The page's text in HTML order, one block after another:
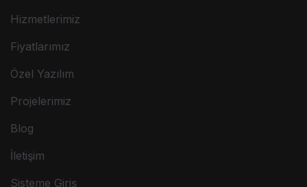
Hizmetlerimiz
Fiyatlarımız
Özel Yazılım
Projelerimiz
Blog
İletişim
Sisteme Giriş